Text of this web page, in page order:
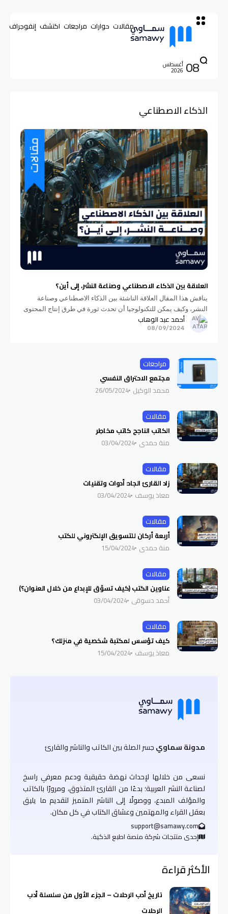
مقالات حوارات مراجعات اكتشف إنفوجراف
08 أغسطس
2026
الذكاء الاصطناعي
العلاقة بين الذكاء الاصطناعي وصناعة النشر، إلى أين؟
يناقش هذا المقال العلاقة الناشئة بين الذكاء الاصطناعي وصناعة
النشر، وكيف يمكن للتكنولوجيا أن تحدث ثورة في طرق إنتاج المحتوى
وتسويقه، والتحديات التي قد تواجهها الصناعة في المستقبل.
أحمد عبد الوهاب
08/09/2024
مراجعات
مجتمع الاحتراق النفسي
محمد الوكيل 26/05/2024
مقالات
الكاتب الناجح كاتب مخاطِر
منة حمدي 03/04/2024
مقالات
زاد القارئ الجاد: أدوات وتقنيات
معاذ يوسف 03/04/2024
مقالات
أربعة أركان للتسويق الإلكتروني للكتب
منة حمدي 15/04/2024
مقالات
عناوين الكتب (كيف تسوِّق للإبداع من خلال العنوان؟)
أحمد دسوقي 03/04/2024
مقالات
كيف تؤسس لمكتبة شخصية في منزلك؟
معاذ يوسف 15/04/2024
مدونة سماويجسر الصلة بين الكاتب والناشر والقارئ
نسعى من خلالها لإحداث نهضة حقيقية ودعم معرفي راسخ
لصناعة النشر العربية؛ بدءًا من القارئ المتذوق، ومرورًا بالكاتب
والمؤلف المبدع، ووصولًا إلى الناشر المتميز لتقديم ما يليق
بعقل القراء والمهتمين وعشاق الكتاب في كل مكان.
support@samawy.com
إحدى منتجات شركة منصة اطبع الذكية.
الأكثر قراءة
تاريخ أدب الرحلات – الجزء الأول من سلسلة أدب
الرحلات